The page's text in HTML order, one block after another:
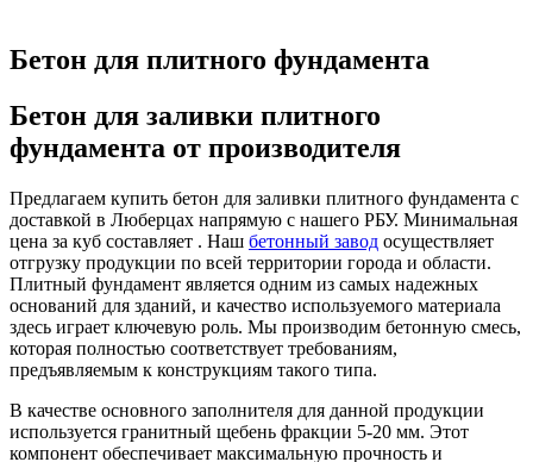
Бетон для плитного фундамента
Бетон для заливки плитного
фундамента от производителя
Предлагаем купить бетон для заливки плитного фундамента с
доставкой в Люберцах напрямую с нашего РБУ. Минимальная
цена за куб составляет . Наш бетонный завод осуществляет
отгрузку продукции по всей территории города и области.
Плитный фундамент является одним из самых надежных
оснований для зданий, и качество используемого материала
здесь играет ключевую роль. Мы производим бетонную смесь,
которая полностью соответствует требованиям,
предъявляемым к конструкциям такого типа.
В качестве основного заполнителя для данной продукции
используется гранитный щебень фракции 5-20 мм. Этот
компонент обеспечивает максимальную прочность и